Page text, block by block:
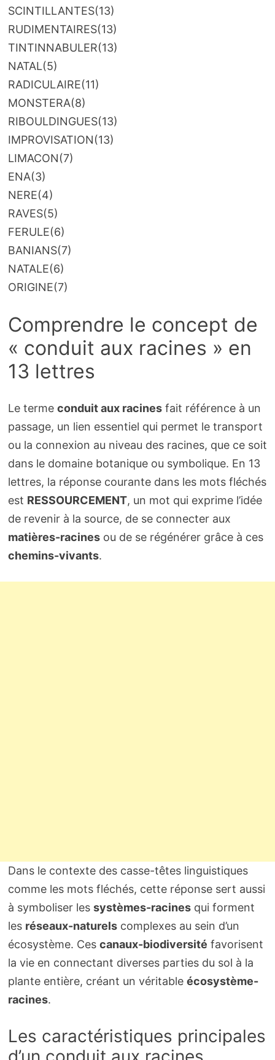
SCINTILLANTES(13)
RUDIMENTAIRES(13)
TINTINNABULER(13)
NATAL(5)
RADICULAIRE(11)
MONSTERA(8)
RIBOULDINGUES(13)
IMPROVISATION(13)
LIMACON(7)
ENA(3)
NERE(4)
RAVES(5)
FERULE(6)
BANIANS(7)
NATALE(6)
ORIGINE(7)
Comprendre le concept de
« conduit aux racines » en
13 lettres
Le terme conduit aux racinesfait référence à un
passage, un lien essentiel qui permet le transport
ou la connexion au niveau des racines, que ce soit
dans le domaine botanique ou symbolique. En 13
lettres, la réponse courante dans les mots fléchés
est RESSOURCEMENT, un mot qui exprime l’idée
de revenir à la source, de se connecter aux
matières-racinesou de se régénérer grâce à ces
chemins-vivants.
Dans le contexte des casse-têtes linguistiques
comme les mots fléchés, cette réponse sert aussi
à symboliser les systèmes-racinesqui forment
les réseaux-naturelscomplexes au sein d’un
écosystème. Ces canaux-biodiversité favorisent
la vie en connectant diverses parties du sol à la
plante entière, créant un véritable écosystème-
racines.
Les caractéristiques principales